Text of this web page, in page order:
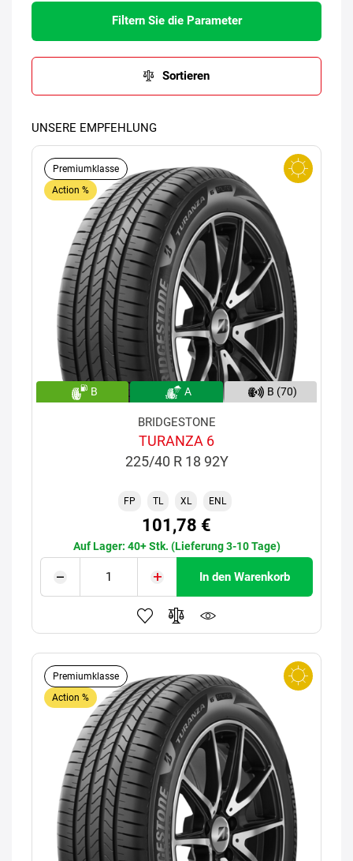
Filtern Sie die Parameter
Sortieren
UNSERE EMPFEHLUNG
Premiumklasse
Action %
B A B (70)
BRIDGESTONE
TURANZA 6
225/40 R 18 92Y
FP TL XL ENL
101,78 €
Auf Lager: 40+ Stk. (Lieferung 3-10 Tage)
In den Warenkorb
Premiumklasse
Action %